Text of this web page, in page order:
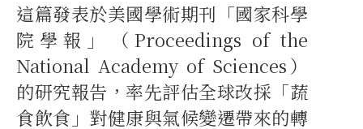
這篇發表於美國學術期刊「國家科學
院學報」（Proceedings of the
National Academy of Sciences）
的研究報告，率先評估全球改採「蔬
食飲食」對健康與氣候變遷帶來的轉